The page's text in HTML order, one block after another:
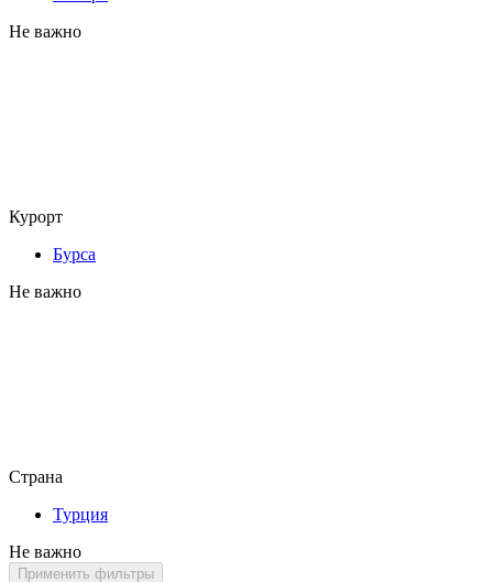
Не важно
Курорт
Бурса
Не важно
Страна
Турция
Не важно
Применить фильтры